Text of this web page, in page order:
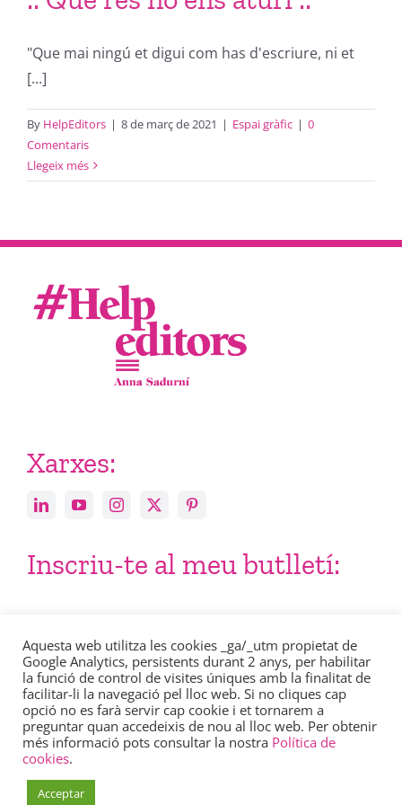
"Que mai ningú et digui com has d'escriure, ni et
[...]
By HelpEditors | 8 de març de 2021 | Espai gràfic | 0
Comentaris
Llegeix més
Xarxes:
Inscriu-te al meu butlletí:
Consulta en aquest enllaç la nostrapolítica de privacitat.
Aquesta web utilitza les cookies _ga/_utm propietat de
Google Analytics, persistents durant 2 anys, per habilitar
la funció de control de visites úniques amb la finalitat de
facilitar-li la navegació pel lloc web. Si no cliques cap
opció no es farà servir cap cookie i et tornarem a
preguntar quan accedeixis de nou al lloc web. Per obtenir
més informació pots consultar la nostra Política de
cookies.
Acceptar